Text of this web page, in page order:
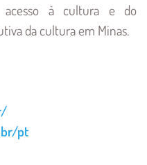
acesso à cultura e do
da cultura em Minas.
pt